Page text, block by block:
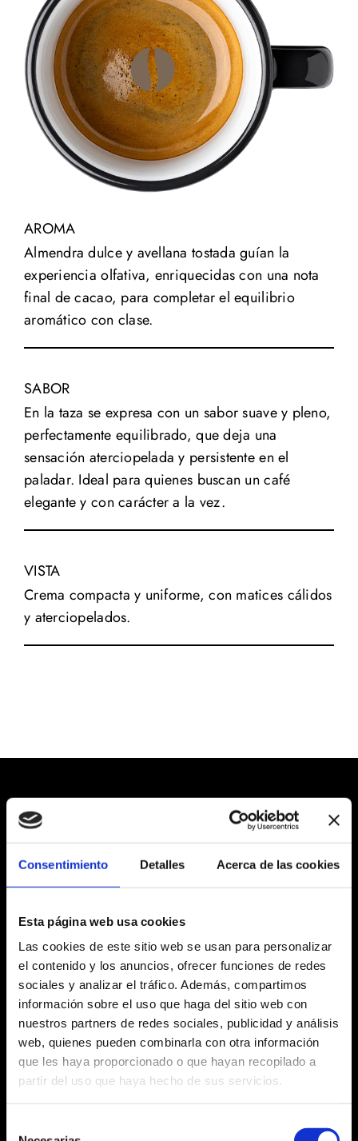
Consentimiento Detalles Acerca de las cookies
Esta página web usa cookies
Las cookies de este sitio web se usan para personalizar
el contenido y los anuncios, ofrecer funciones de redes
sociales y analizar el tráfico. Además, compartimos
información sobre el uso que haga del sitio web con
nuestros partners de redes sociales, publicidad y análisis
web, quienes pueden combinarla con otra información
que les haya proporcionado o que hayan recopilado a
partir del uso que haya hecho de sus servicios.
AROMA
Almendra dulce y avellana tostada guían la
experiencia olfativa, enriquecidas con una nota
final de cacao, para completar el equilibrio
aromático con clase.
SABOR
En la taza se expresa con un sabor suave y pleno,
perfectamente equilibrado, que deja una
sensación aterciopelada y persistente en el
paladar. Ideal para quienes buscan un café
elegante y con carácter a la vez.
VISTA
Crema compacta y uniforme, con matices cálidos
y aterciopelados.
CALIDAD DIARIA
PELLINI EN TUCASA
COMO EN EL BAR
casa en una experiencia de sabor, con la misma
calidad que la del bar.
Cápsulas, molido o en grano: elige tu modo de
sentirte en casa.
TODAS LAS MEZCLAS
CAFFÉ PELLINI
CAFFÉ PELLINI